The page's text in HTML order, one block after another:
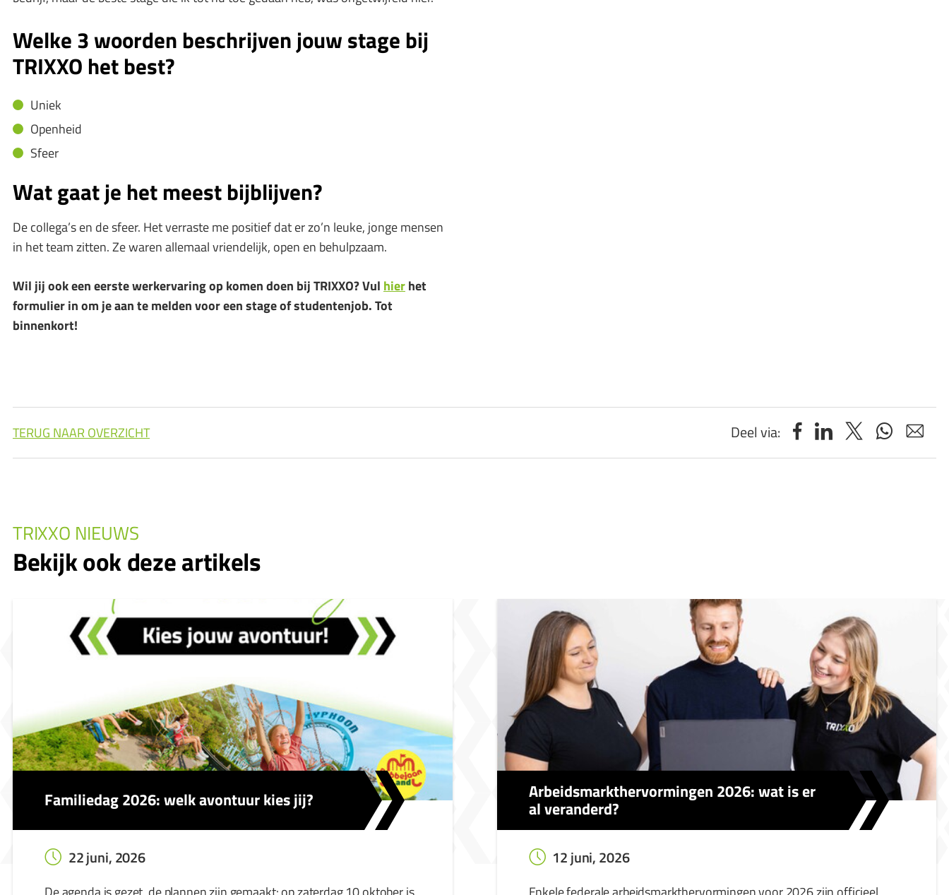
Welke 3 woorden beschrijven jouw stage bij
TRIXXO het best?
Uniek
Openheid
Sfeer
Wat gaat je het meest bijblijven?
De collega’s en de sfeer. Het verraste me positief dat er zo’n leuke, jonge mensen
in het team zitten. Ze waren allemaal vriendelijk, open en behulpzaam.
Wil jij ook een eerste werkervaring op komen doen bij TRIXXO? Vul hierhet
formulier in om je aan te melden voor een stage of studentenjob. Tot
binnenkort!
TERUG NAAR OVERZICHT Deel via:
TRIXXO NIEUWS
Bekijk ook deze artikels
Familiedag 2026: welk avontuur kies jij?
22 juni, 2026
Arbeidsmarkthervormingen 2026: wat is er
al veranderd?
12 juni, 2026